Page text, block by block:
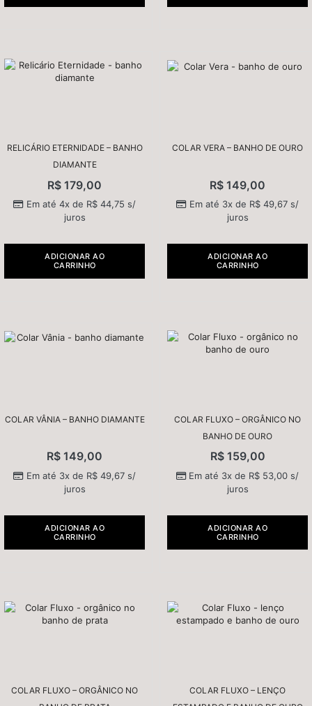
RELICÁRIO ETERNIDADE – BANHO
DIAMANTE
R$ 179,00
Em até 4x de R$44,75 s/
juros
ADICIONAR AO
CARRINHO
COLAR VERA – BANHO DE OURO
R$ 149,00
Em até 3x de R$49,67s/
juros
ADICIONAR AO
CARRINHO
COLAR VÂNIA – BANHO DIAMANTE
R$ 149,00
Em até 3x de R$49,67s/
juros
ADICIONAR AO
CARRINHO
COLAR FLUXO – ORGÂNICO NO
BANHO DE OURO
R$159,00
Em até 3x de R$ 53,00 s/
juros
ADICIONAR AO
CARRINHO
COLAR FLUXO – ORGÂNICO NO
COLAR FLUXO – LENÇO